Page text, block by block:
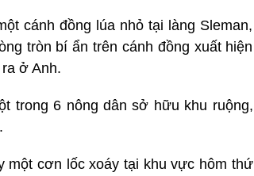
cánh đồng lúa nhỏ tại làng Sleman,
tròn bí ẩn trên cánh đồng xuất hiện
ở Anh.
trong 6 nông dân sở hữu khu ruộng,
một cơn lốc xoáy tại khu vực hôm thứ